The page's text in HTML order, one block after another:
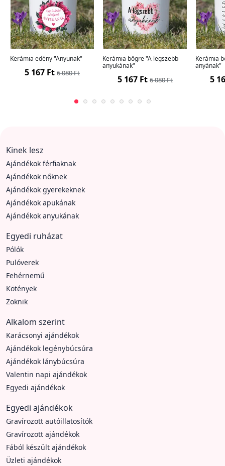
Kerámia edény "Anyunak"
5 167 Ft 6 080 Ft
Kerámia bögre "A legszebb
anyukának"
5 167 Ft 6 080 Ft
Kerámia
anyának"
5
Kinek lesz
Ajándékok férfiaknak
Ajándékok nőknek
Ajándékok gyerekeknek
Ajándékok apukának
Ajándékok anyukának
Egyedi ruházat
Pólók
Pulóverek
Fehérnemű
Kötények
Zoknik
Alkalom szerint
Karácsonyi ajándékok
Ajándékok legénybúcsúra
Ajándékok lánybúcsúra
Valentin napi ajándékok
Egyedi ajándékok
Egyedi ajándékok
Gravírozott autóillatosítók
Gravírozott ajándékok
Fából készült ajándékok
Üzleti ajándékok